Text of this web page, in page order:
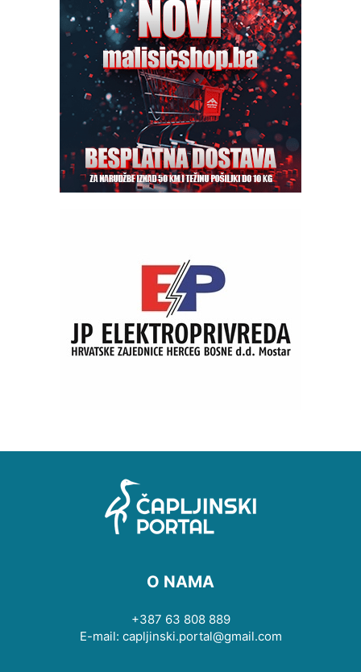
O NAMA
+387 63 808 889
E-mail: capljinski.portal@gmail.com